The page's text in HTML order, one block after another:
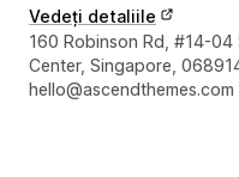
Vedeți detaliile
Detaliile de contact ale
160 Robinson Rd, #14-04
Center, Singapore,
hello@ascendthemes.com